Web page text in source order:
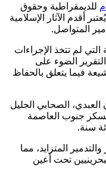
للديمقراطية وحقوق
أقدم الآثار الإسلامية
المتواصل.
لم تتخذ الإجراءات
الضوء على
فيما يتعلق بالحفاظ
الصحابي الجليل
جنوب العاصمة
سنة.
المتزايد، مما
تحت أعين